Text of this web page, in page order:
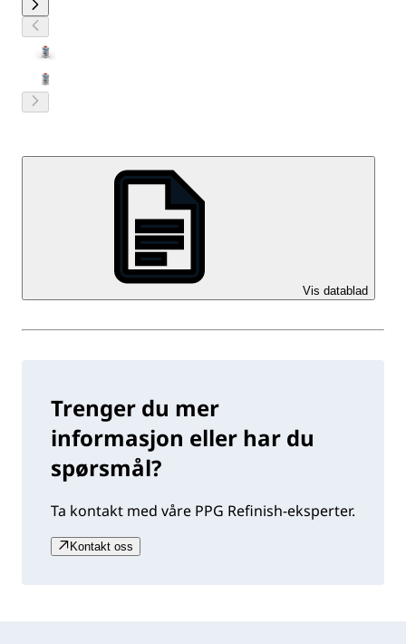
Vis datablad
Trenger du mer
informasjon eller har du
spørsmål?
Ta kontakt med våre PPG Refinish-eksperter.
Kontakt oss